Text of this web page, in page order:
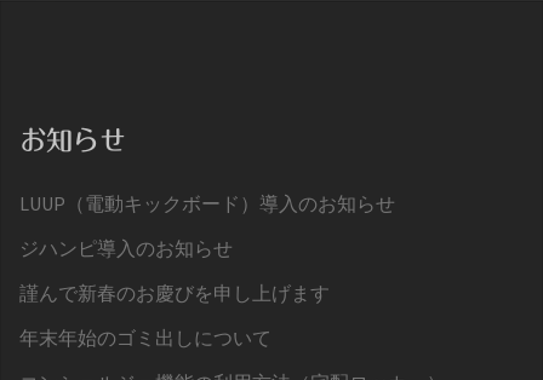
お知らせ
LUUP（電動キックボード）導入のお知らせ
ジハンピ導入のお知らせ
謹んで新春のお慶びを申し上げます
年末年始のゴミ出しについて